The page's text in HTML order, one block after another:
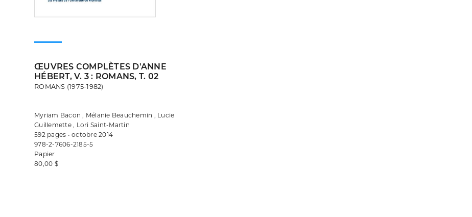
ŒUVRES COMPLÈTES D'ANNE
HÉBERT, V. 3 : ROMANS, T. 02
ROMANS (1975-1982)
Myriam Bacon , Mélanie Beauchemin , Lucie
Guillemette , Lori Saint-Martin
592 pages • octobre 2014
978-2-7606-2185-5
Papier
80,00 $